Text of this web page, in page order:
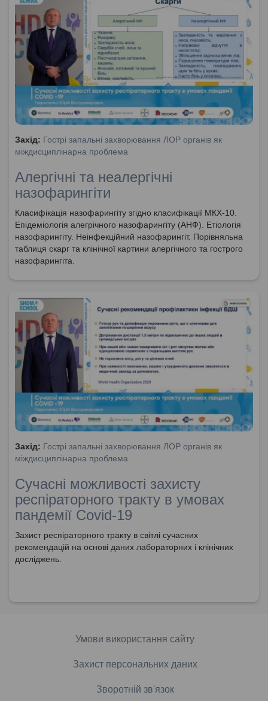
Захід: Гострі запальні захворювання ЛОР органів як
міждисциплінарна проблема
Алергічні та неалергічні
назофарингіти
Класифікація назофарингіту згідно класифікації МКХ-10.
Епідеміологія алегрічного назофарингіту (АНФ). Етіологія
назофарингіту. Неінфекційний назофарингіт. Порівняльна
таблиця скарг та клінічної картини алергічного та гострого
назофарингіта.
Захід: Гострі запальні захворювання ЛОР органів як
міждисциплінарна проблема
Сучасні можливості захисту
респіраторного тракту в умовах
пандемії Covid-19
Захист респіраторного тракту в світлі сучасних
рекомендацій на основі даних лабораторних і клінічних
досліджень.
Умови використання сайту
Захист персональних даних
Зворотній зв'язок